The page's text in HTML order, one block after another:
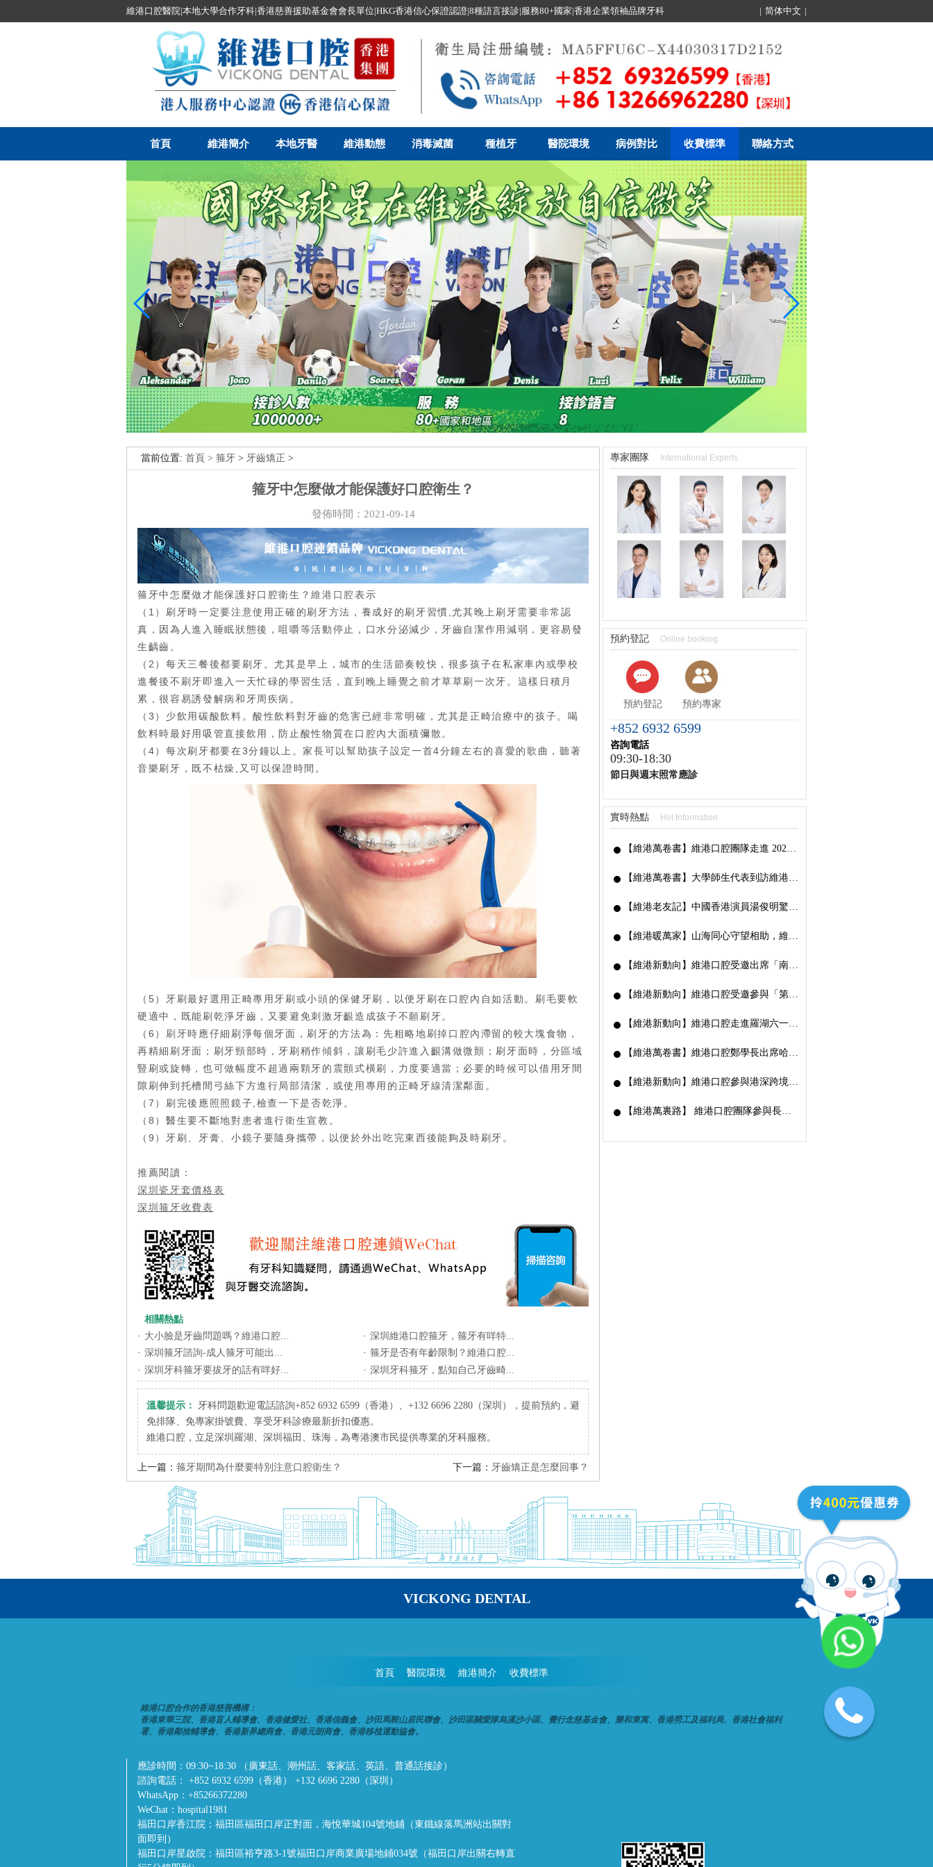
維港口腔醫院|本地大學合作牙科|香港慈善援助基金會會長單位|HKG香港信心保證認證|8種語言接診|服務80+國家|香港企業領袖品牌牙科 | 简体中文 |
首頁 維港簡介 本地牙醫 維港動態 消毒滅菌 種植牙 醫院環境 病例對比 收費標準 聯絡方式
當前位置: 首頁 >箍牙 > 牙齒矯正 >
箍牙中怎麼做才能保護好口腔衛生？
發佈時間：2021-09-14
箍牙中怎麼做才能保護好口腔衛生？維港口腔表示
（1）刷牙時一定要注意使用正確的刷牙方法，養成好的刷牙習慣,尤其晚上刷牙需要非常認
真，因為人進入睡眠狀態後，咀嚼等活動停止，口水分泌減少，牙齒自潔作用減弱，更容易發
生齲齒。
（2）每天三餐後都要刷牙。尤其是早上，城市的生活節奏較快，很多孩子在私家車內或學校
進餐後不刷牙即進入一天忙碌的學習生活，直到晚上睡覺之前才草草刷一次牙。這樣日積月
累，很容易誘發解病和牙周疾病。
（3）少飲用碳酸飲料。酸性飲料對牙齒的危害已經非常明確，尤其是正畸治療中的孩子。喝
飲料時最好用吸管直接飲用，防止酸性物質在口腔內大面積彌散。
（4）每次刷牙都要在3分鐘以上。家長可以幫助孩子設定一首4分鐘左右的喜愛的歌曲，聽著
音樂刷牙，既不枯燥,又可以保證時間。
（5）牙刷最好選用正畸專用牙刷或小頭的保健牙刷，以便牙刷在口腔內自如活動。刷毛要軟
硬適中，既能刷乾淨牙齒，又要避免刺激牙齦造成孩子不願刷牙。
（6） 刷牙時應仔細刷淨每個牙面，刷牙的方法為：先粗略地刷掉口腔內滯留的較大塊食物，
再精細刷牙面；刷牙頸部時，牙刷稍作傾斜，讓刷毛少許進入齦溝做微顫；刷牙面時，分區域
豎刷或旋轉，也可做幅度不超過兩顆牙的震顫式橫刷，力度要適當；必要的時候可以借用牙間
隙刷伸到托槽間弓絲下方進行局部清潔，或使用專用的正畸牙線清潔鄰面。
（7）刷完後應照照鏡子,檢查一下是否乾淨。
（8）醫生要不斷地對患者進行衛生宣教。
（9）牙刷、牙膏、小鏡子要隨身攜帶，以便於外出吃完東西後能夠及時刷牙。
推薦閱讀：
深圳瓷牙套價格表
深圳箍牙收費表
相關熱點
· 大小臉是牙齒問題嗎？維港口腔... · 深圳維港口腔箍牙，箍牙有咩特...
· 深圳箍牙諮詢-成人箍牙可能出... · 箍牙是否有年齡限制？維港口腔...
· 深圳牙科箍牙要拔牙的話有咩好... · 深圳牙科箍牙，點知自己牙齒畸...
溫馨提示：
牙科問題歡迎電話諮詢+852 6932 6599（香港）、+132 6696 2280（深圳），提前預約，避
免排隊、免專家掛號費、享受牙科診療最新折扣優惠。
維港口腔，立足深圳羅湖、深圳福田、珠海，為粵港澳市民提供專業的牙科服務。
上一篇： 箍牙期間為什麼要特別注意口腔衛生？ 下一篇： 牙齒矯正是怎麼回事？
專家團隊 International Experts
預約登記 Online booking
預約登記 預約專家
+852 6932 6599
咨詢電話
09:30-18:30
節日與週末照常應診
實時熱點 Hot Information
【維港萬卷書】維港口腔團隊走進 2026 香港書展：以閱讀拓視野，以學習築專業
【維港萬卷書】大學師生代表到訪維港口腔參觀交流，深化校企合作共促口腔醫學發展
【維港老友記】中國香港演員湯俊明驚喜現身維港口腔羅湖國貿院，擔任「明星一日店長」
【維港暖萬家】山海同心守望相助，維港口腔向廣西捐資數萬元傳遞溫暖善意
【維港新動向】維港口腔受邀出席「南湖100」品牌發佈會，榮獲南湖街道突出貢獻企業殊榮
【維港新動向】維港口腔受邀參與「第五屆香港潮州節」，推廣僑批文化，共促潮港交流
【維港新動向】維港口腔走進羅湖六一遊園會｜義診送關懷，守護小朋友牙齒健康
【維港萬卷書】維港口腔鄭學長出席哈工大「AI 時代下的灣區新航線」商學思享交流會
【維港新動向】維港口腔參與港深跨境學童港校通活動，搭建兩地學童溝通橋樑
【維港萬裏路】 維港口腔團隊參與長洲太平清醮 感受非遺文化魅力
VICKONG DENTAL
首頁 醫院環境 維港簡介 收費標準
維港口腔合作的香港慈善機構：
香港東華三院、香港盲人輔導會、香港健愛社、香港信義會、沙田馬鞍山居民聯會、沙田區關愛隊烏溪沙小區、覺行念慈基金會、樂和東寓、香港勞工及福利局、香港社會福利
署、香港鄰捨輔導會、香港新界總商會、香港元朗商會、香港移植運動協會。
應診時間： 09:30~18:30 （廣東話、潮州話、客家話、英語、普通話接診）
諮詢電話：
+852 6932 6599（香港） +132 6696 2280（深圳）
WhatsApp： +85266372280
WeChat： hospital1981
福田口岸香江院： 福田區福田口岸正對面，海悅華城104號地鋪（東鐵線落馬洲站出關對
面即到）
福田口岸星啟院： 福田區裕亨路3-1號福田口岸商業廣場地鋪034號（福田口岸出關右轉直